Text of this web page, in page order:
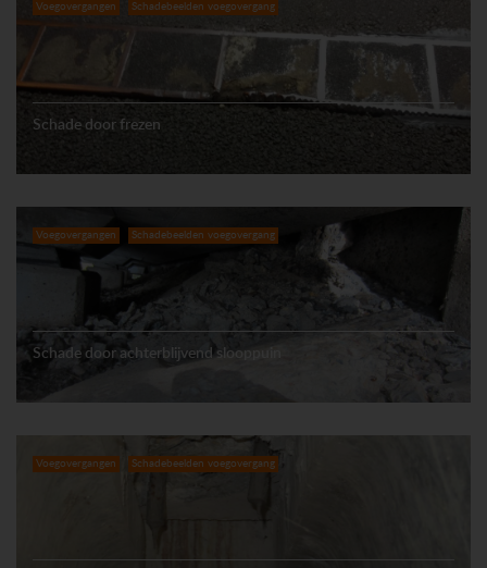
Voegovergangen Schadebeelden voegovergang
Schade door frezen
Voegovergangen Schadebeelden voegovergang
Schade door achterblijvend slooppuin
Voegovergangen Schadebeelden voegovergang